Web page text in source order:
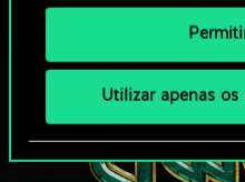
Utilizar apenas os